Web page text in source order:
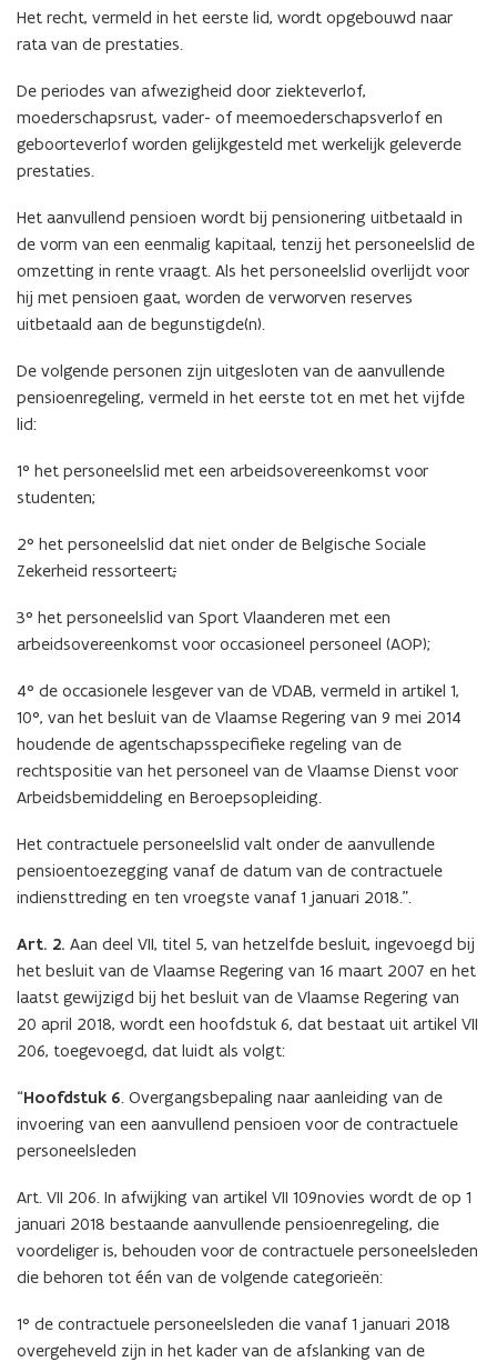
Het recht, vermeld in het eerste lid, wordt opgebouwd naar
rata van de prestaties.
De periodes van afwezigheid door ziekteverlof,
moederschapsrust, vader- of meemoederschapsverlof en
geboorteverlof worden gelijkgesteld met werkelijk geleverde
prestaties.
Het aanvullend pensioen wordt bij pensionering uitbetaald in
de vorm van een eenmalig kapitaal, tenzij het personeelslid de
omzetting in rente vraagt. Als het personeelslid overlijdt voor
hij met pensioen gaat, worden de verworven reserves
uitbetaald aan de begunstigde(n).
De volgende personen zijn uitgesloten van de aanvullende
pensioenregeling, vermeld in het eerste tot en met het vijfde
lid:
1° het personeelslid met een arbeidsovereenkomst voor
studenten;
2° het personeelslid dat niet onder de Belgische Sociale
Zekerheid ressorteert;
3° het personeelslid van Sport Vlaanderen met een
arbeidsovereenkomst voor occasioneel personeel (AOP);
4° de occasionele lesgever van de VDAB, vermeld in artikel 1,
10°, van het besluit van de Vlaamse Regering van 9 mei 2014
houdende de agentschapsspecifieke regeling van de
rechtspositie van het personeel van de Vlaamse Dienst voor
Arbeidsbemiddeling en Beroepsopleiding.
Het contractuele personeelslid valt onder de aanvullende
pensioentoezegging vanaf de datum van de contractuele
indiensttreding en ten vroegste vanaf 1 januari 2018.”.
Art. 2. Aan deel VII, titel 5, van hetzelfde besluit, ingevoegd bij
het besluit van de Vlaamse Regering van 16 maart 2007 en het
laatst gewijzigd bij het besluit van de Vlaamse Regering van
20 april 2018, wordt een hoofdstuk 6, dat bestaat uit artikel VII
206, toegevoegd, dat luidt als volgt:
“Hoofdstuk 6. Overgangsbepaling naar aanleiding van de
invoering van een aanvullend pensioen voor de contractuele
personeelsleden
Art. VII 206. In afwijking van artikel VII 109novies wordt de op 1
januari 2018 bestaande aanvullende pensioenregeling, die
voordeliger is, behouden voor de contractuele personeelsleden
die behoren tot één van de volgende categorieën:
1° de contractuele personeelsleden die vanaf 1 januari 2018
overgeheveld zijn in het kader van de afslanking van de